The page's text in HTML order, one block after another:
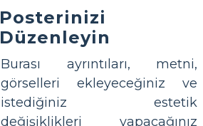
Posterinizi
Düzenleyin
Burası ayrıntıları, metni,
görselleri ekleyeceğiniz ve
istediğiniz estetik
değişiklikleri yapacağınız